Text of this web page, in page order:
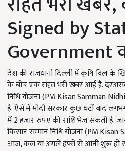
Signed by
Government
देश की राजधानी दिल्ली में कृषि बिल के
के बीच एक राहत भरी खबर आई है.
निधि योजना (PM Kisan Samman
हैं. ऐसे में मोदी सरकार कुछ घंटों बाद
में 2 हजार रुपए की राशि भेज सकती है.
किसान सम्मान निधि योजना (PM Kisan
आज, कल या अगले हफ्ते से आनी शुरू हो